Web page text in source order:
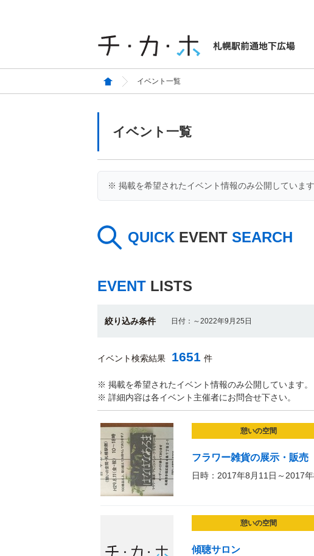
イベント一覧
イベント一覧
※ 掲載を希望されたイベント情報のみ公開しています
QUICK EVENT SEARCH
EVENT LISTS
絞り込み条件 日付：～2022年9月25日
イベント検索結果 1651 件
※ 掲載を希望されたイベント情報のみ公開しています。
※ 詳細内容は各イベント主催者にお問合せ下さい。
憩いの空間
フラワー雑貨の展示・販売
日時：2017年8月11日～2017
憩いの空間
傾聴サロン